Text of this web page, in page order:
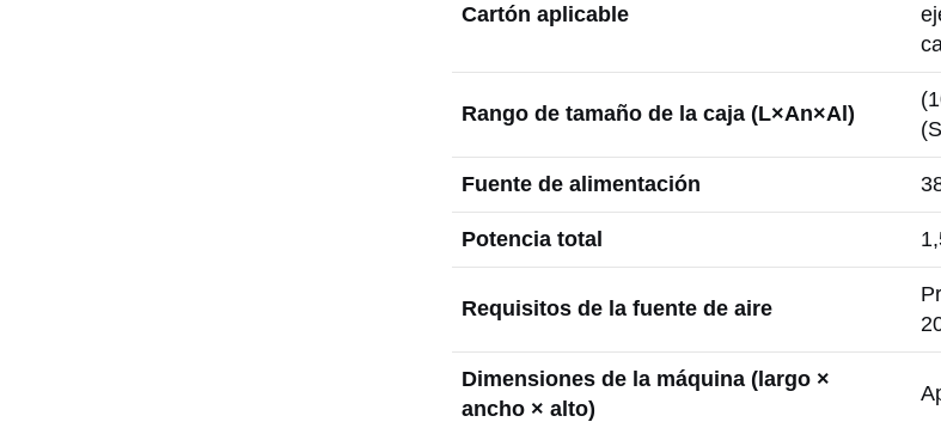
Cartón aplicable
Rango de tamaño de la caja (L×An×Al)
Fuente de alimentación
Potencia total
Requisitos de la fuente de aire
Dimensiones de la máquina (largo ×
ancho × alto)